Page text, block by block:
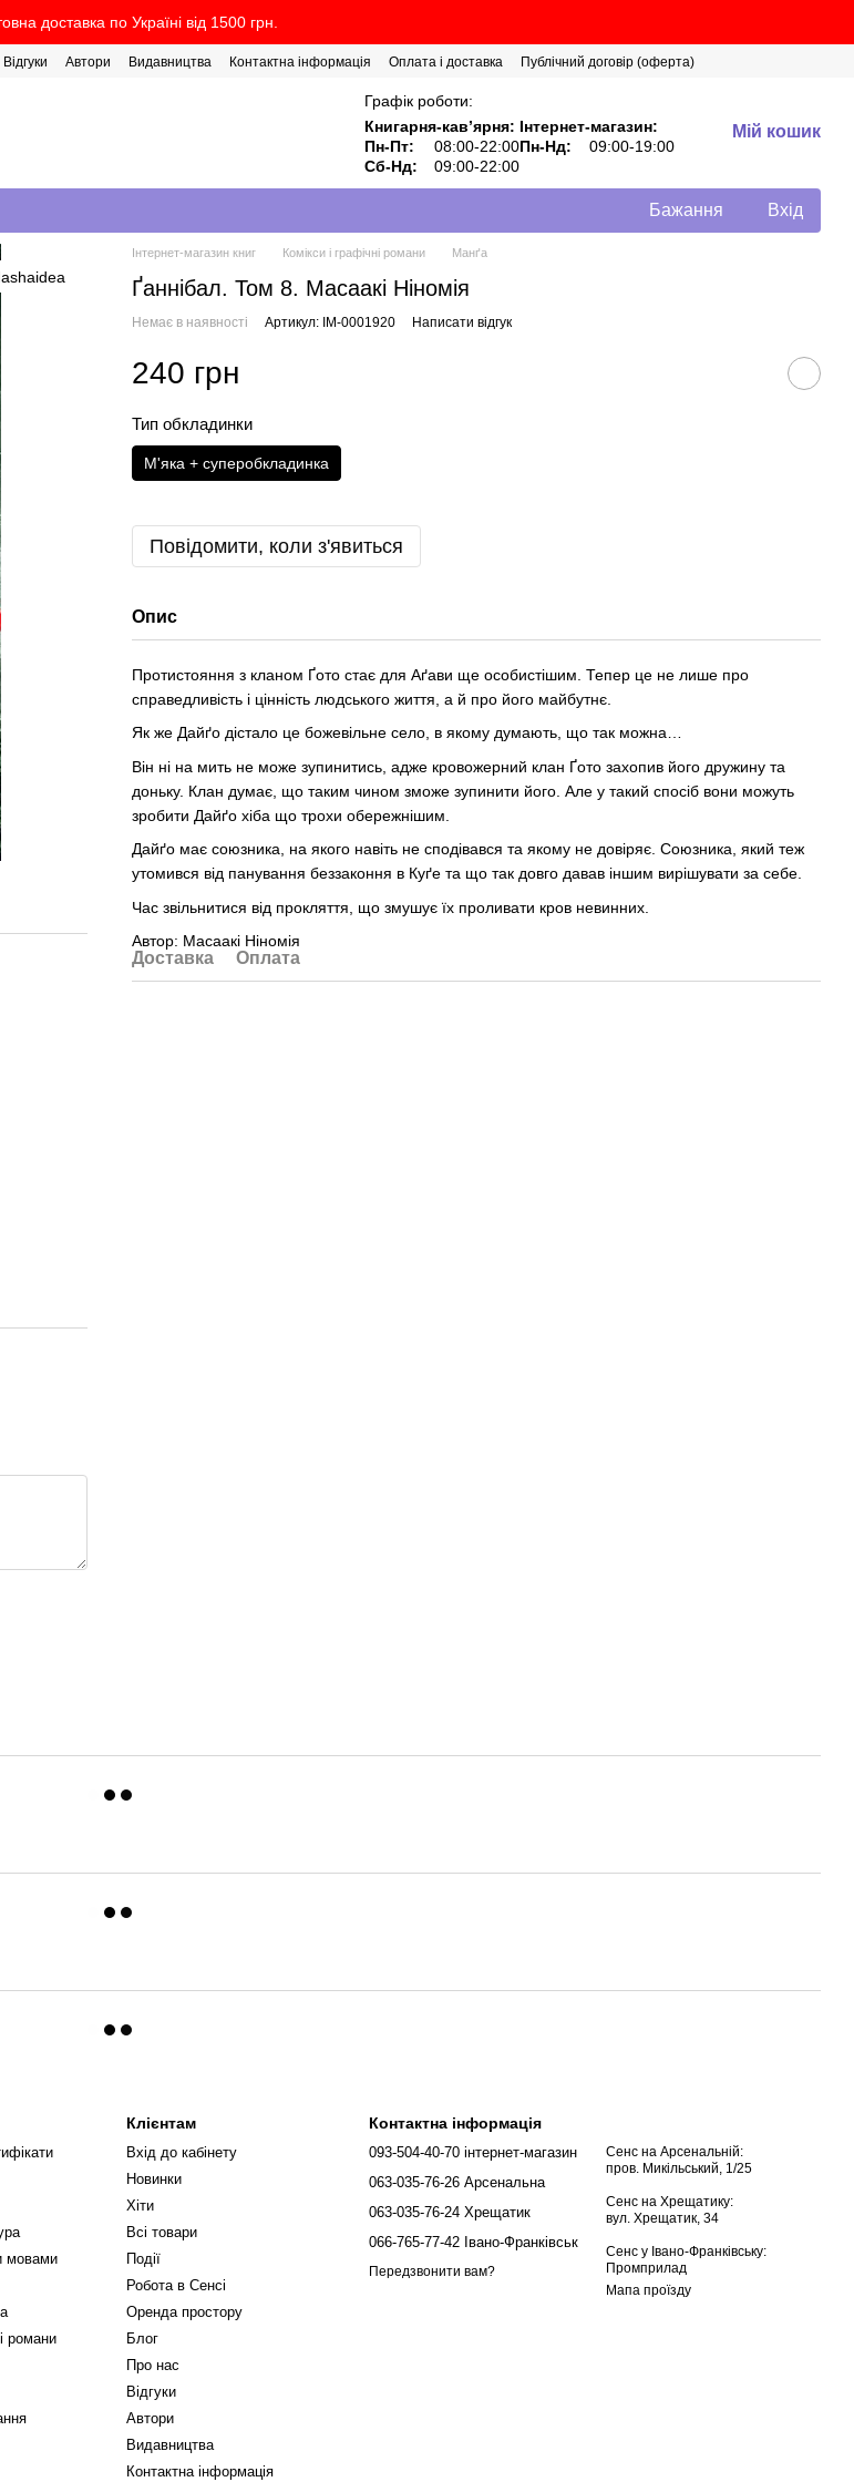
доставка по Україні від 1500 грн.
Відгуки Автори Видавництва Контактна інформація Оплата і доставка
Публічний договір (оферта)
Графік роботи:
Книгарня-кавʼярня: Інтернет-магазин:
Пн-Пт:
08:00-22:00Пн-Нд:
09:00-19:00
Сб-Нд:
09:00-22:00
Мій кошик
Бажання Вхід
Інтернет-магазин книг Комікси і графічні романи Манґа
Ґаннібал. Том 8. Масаакі Ніномія
Немає в наявності Артикул: IM-0001920 Написати відгук
240 грн
Тип обкладинки
М'яка + суперобкладинка
Повідомити, коли з'явиться
Опис
Протистояння з кланом Ґото стає для Аґави ще особистішим. Тепер це не лише про
справедливість і цінність людського життя, а й про його майбутнє.
Як же Дайґо дістало це божевільне село, в якому думають, що так можна…
Він ні на мить не може зупинитись, адже кровожерний клан Ґото захопив його дружину та
доньку. Клан думає, що таким чином зможе зупинити його. Але у такий спосіб вони можуть
зробити Дайґо хіба що трохи обережнішим.
Дайґо має союзника, на якого навіть не сподівався та якому не довіряє. Союзника, який теж
утомився від панування беззаконня в Куґе та що так довго давав іншим вирішувати за себе.
Час звільнитися від прокляття, що змушує їх проливати кров невинних.
Автор: Масаакі Ніномія
Доставка Оплата
мовами
романи
Клієнтам
Вхід до кабінету
Новинки
Хіти
Всі товари
Події
Робота в Сенсі
Оренда простору
Блог
Про нас
Відгуки
Автори
Видавництва
Контактна інформація
Контактна інформація
093-504-40-70 інтернет-магазин
063-035-76-26 Арсенальна
063-035-76-24 Хрещатик
066-765-77-42 Івано-Франківськ
Передзвонити вам?
Сенс на Арсенальній:
пров. Микільський, 1/25
Сенс на Хрещатику:
вул. Хрещатик, 34
Сенс у Івано-Франківську:
Промприлад
Мапа проїзду